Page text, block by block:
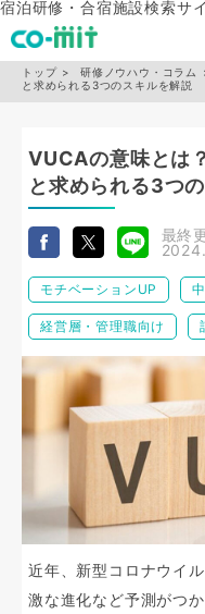
宿泊研修・合宿施設検索サ
トップ 研修ノウハウ・コラム
と求められる3つのスキルを解説
VUCAの意味とは
と求められる3つ
最終
モチベーションUP
経営層・管理職向け
近年、新型コロナウイ
激な進化など予測がつ